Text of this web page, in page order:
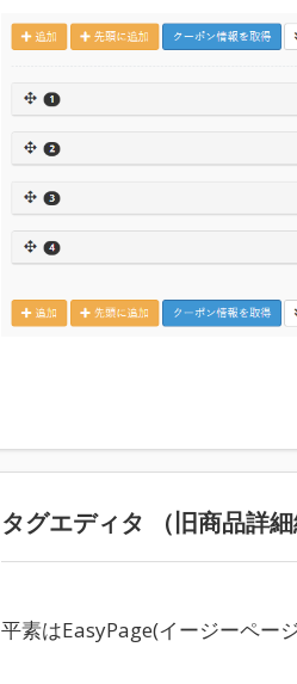
タグエディタ （旧商品詳
平素はEasyPage(イージーペー